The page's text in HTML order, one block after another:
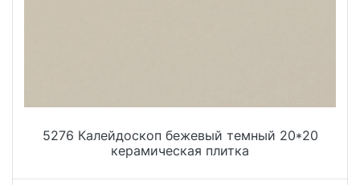
5276 Калейдоскоп бежевый темный 20*20
керамическая плитка